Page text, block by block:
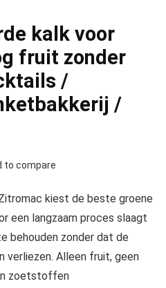
kalk voor
fruit zonder
/
/
to compare
kiest de beste groene
een langzaam proces slaagt
behouden zonder dat de
verliezen. Alleen fruit, geen
zoetstoffen